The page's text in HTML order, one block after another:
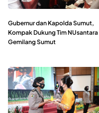
Gubernur dan Kapolda Sumut,
Kompak Dukung Tim NUsantara
Gemilang Sumut